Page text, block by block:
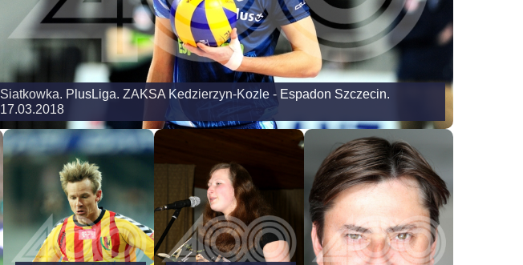
Siatkowka. PlusLiga. ZAKSA Kedzierzyn-Kozle - Espadon Szczecin.
17.03.2018